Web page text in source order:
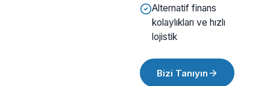
Alternatif finans
kolaylıkları ve hızlı
lojistik
Bizi Tanıyın